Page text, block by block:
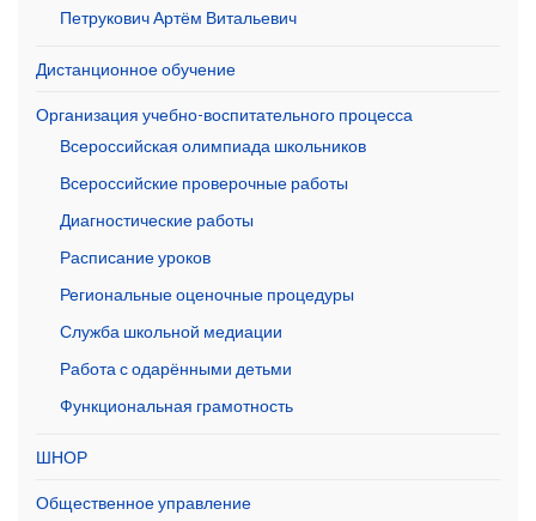
Петрукович Артём Витальевич
Дистанционное обучение
Организация учебно-воспитательного процесса
Всероссийская олимпиада школьников
Всероссийские проверочные работы
Диагностические работы
Расписание уроков
Региональные оценочные процедуры
Служба школьной медиации
Работа с одарёнными детьми
Функциональная грамотность
ШНОР
Общественное управление